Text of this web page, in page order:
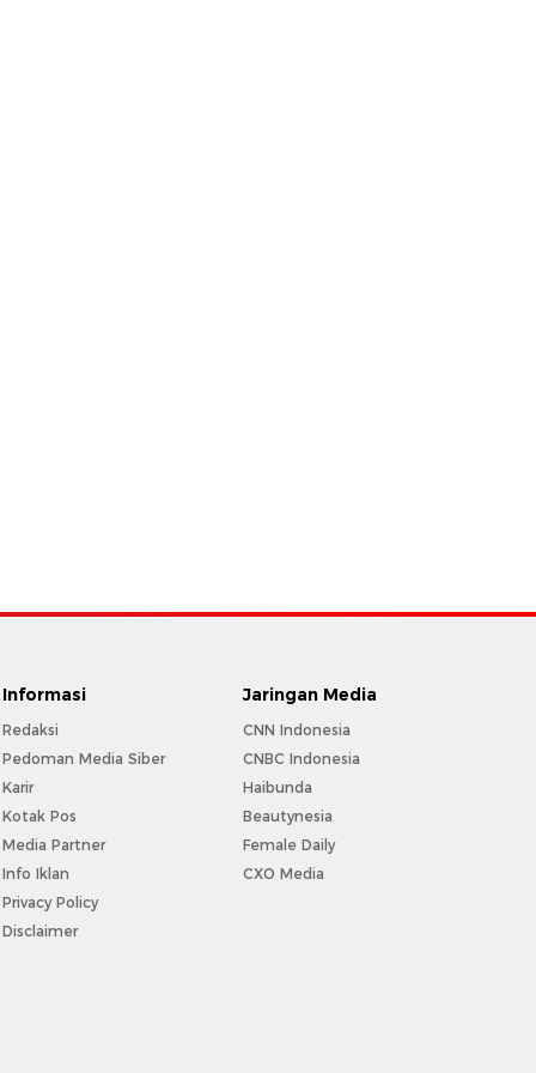
Informasi
Redaksi
Pedoman Media Siber
Karir
Kotak Pos
Media Partner
Info Iklan
Privacy Policy
Disclaimer
Jaringan Media
CNN Indonesia
CNBC Indonesia
Haibunda
Beautynesia
Female Daily
CXO Media